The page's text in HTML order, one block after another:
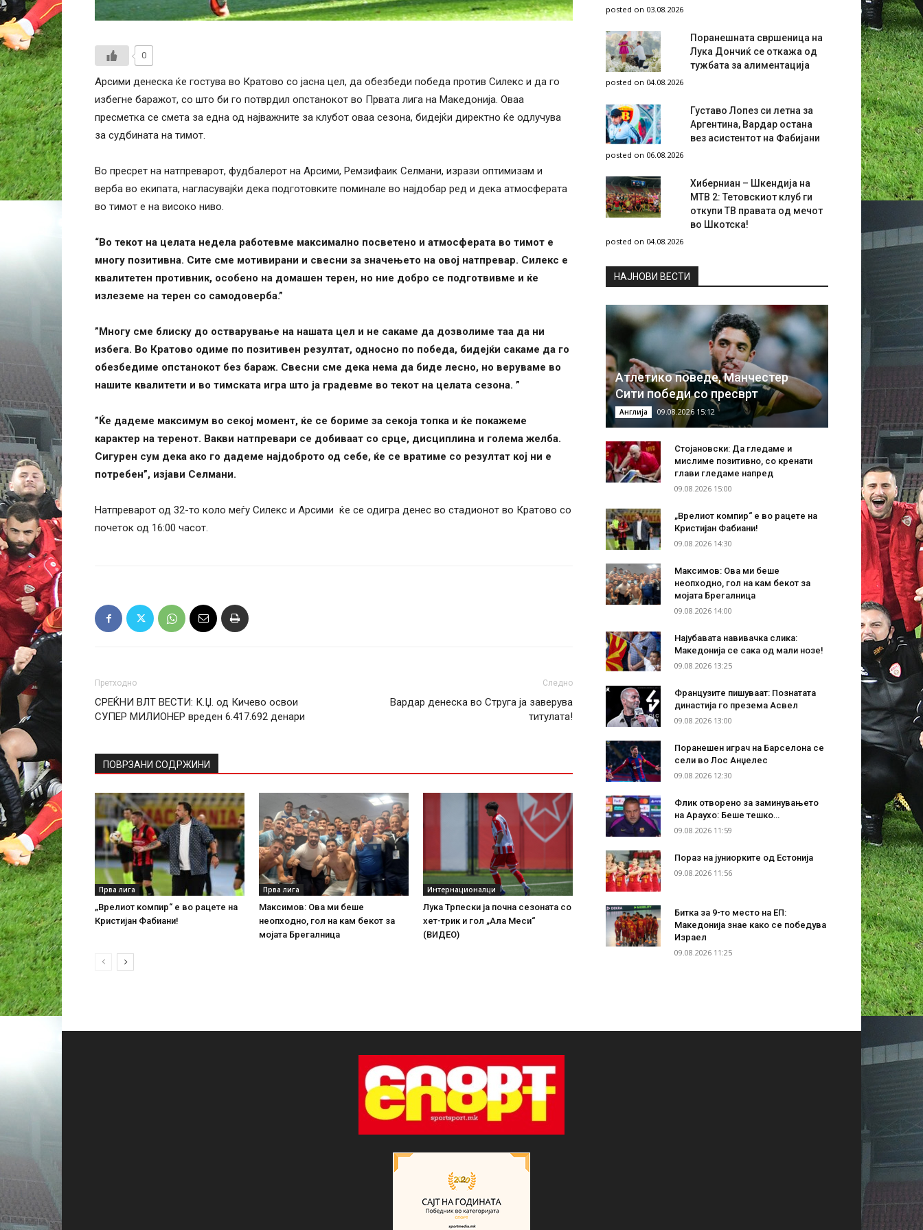
0
Арсими денеска ќе гостува во Кратово со јасна цел, да обезбеди победа против Силекс и да го
избегне баражот, со што би го потврдил опстанокот во Првата лига на Македонија. Оваа
пресметка се смета за една од најважните за клубот оваа сезона, бидејќи директно ќе одлучува
за судбината на тимот.
Во пресрет на натпреварот, фудбалерот на Арсими, Ремзифаик Селмани, изрази оптимизам и
верба во екипата, нагласувајќи дека подготовките поминале во најдобар ред и дека атмосферата
во тимот е на високо ниво.
“Во текот на целата недела работевме максимално посветено и атмосферата во тимот е
многу позитивна. Сите сме мотивирани и свесни за значењето на овој натпревар. Силекс е
квалитетен противник, особено на домашен терен, но ние добро се подготвивме и ќе
излеземе на терен со самодоверба.”
”Многу сме блиску до остварување на нашата цел и не сакаме да дозволиме таа да ни
избега. Во Кратово одиме по позитивен резултат, односно по победа, бидејќи сакаме да го
обезбедиме опстанокот без бараж. Свесни сме дека нема да биде лесно, но веруваме во
нашите квалитети и во тимската игра што ја градевме во текот на целата сезона. ”
”Ќе дадеме максимум во секој момент, ќе се бориме за секоја топка и ќе покажеме
карактер на теренот. Вакви натпревари се добиваат со срце, дисциплина и голема желба.
Сигурен сум дека ако го дадеме најдоброто од себе, ќе се вратиме со резултат кој ни е
потребен”, изјави Селмани.
Натпреварот од 32-то коло меѓу Силекс и Арсими ќе се одигра денес во стадионот во Кратово со
почеток од 16:00 часот.
Претходно
СРЕЌНИ ВЛТ ВЕСТИ: К.Џ. од Кичево освои
СУПЕР МИЛИОНЕР вреден 6.417.692 денари
Следно
Вардар денеска во Струга ја заверува
титулата!
ПОВРЗАНИ СОДРЖИНИ
Прва лига
„Врелиот компир“ е во рацете на
Кристијан Фабиани!
Прва лига
Максимов: Ова ми беше
неопходно, гол на кам бекот за
мојата Брегалница
Интернационалци
Лука Трпески ја почна сезоната со
хет-трик и гол „Ала Меси“
(ВИДЕО)
posted on 03.08.2026
Поранешната свршеница на
Лука Дончиќ се откажа од
тужбата за алиментација
posted on 04.08.2026
Густаво Лопез си летна за
Аргентина, Вардар остана
вез асистентот на Фабијани
posted on 06.08.2026
Хиберниан – Шкендија на
МТВ 2: Тетовскиот клуб ги
откупи ТВ правата од мечот
во Шкотска!
posted on 04.08.2026
НAЈНОВИ ВЕСТИ
Атлетико поведе, Манчестер
Сити победи со пресврт
Англија 09.08.2026 15:12
Стојановски: Да гледаме и
мислиме позитивно, со кренати
глави гледаме напред
09.08.2026 15:00
„Врелиот компир“ е во рацете на
Кристијан Фабиани!
09.08.2026 14:30
Максимов: Ова ми беше
неопходно, гол на кам бекот за
мојата Брегалница
09.08.2026 14:00
Најубавата навивачка слика:
Македонија се сака од мали нозе!
09.08.2026 13:25
Французите пишуваат: Познатата
династија го презема Асвел
09.08.2026 13:00
Поранешен играч на Барселона се
сели во Лос Анџелес
09.08.2026 12:30
Флик отворено за заминувањето
на Араухо: Беше тешко…
09.08.2026 11:59
Пораз на јуниорките од Естонија
09.08.2026 11:56
Битка за 9-то место на ЕП:
Македонија знае како се победува
Израел
09.08.2026 11:25